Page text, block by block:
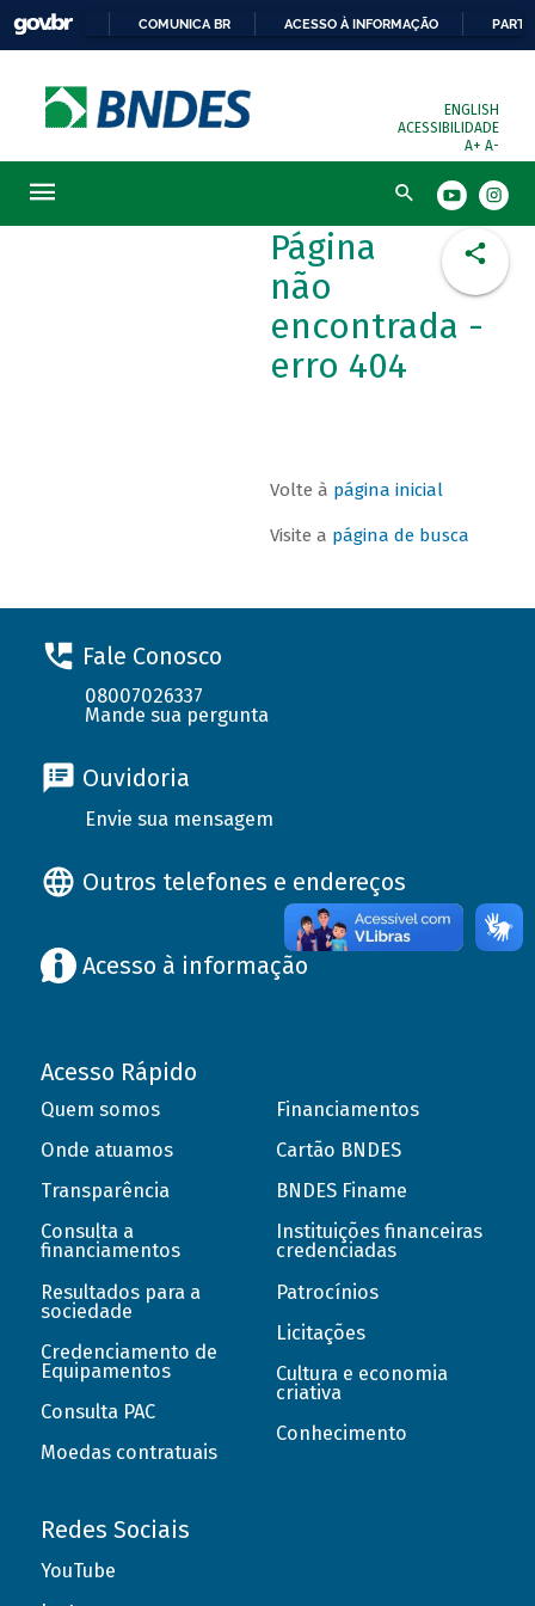
COMUNICA BR ACESSO À INFORMAÇÃO
ENGLISH
ACESSIBILIDADE
A+ A-
Busca
Página
não
encontrada -
erro 404
Volte à página inicial
Visite a página de busca
Fale Conosco
08007026337
Mande sua pergunta
Ouvidoria
Envie sua mensagem
Outros telefones e endereços
Acesso à informação
Acesso Rápido
Quem somos
Onde atuamos
Transparência
Consulta a
financiamentos
Resultados para a
sociedade
Credenciamento de
Equipamentos
Consulta PAC
Moedas contratuais
Financiamentos
Cartão BNDES
BNDES Finame
Instituições financeiras
credenciadas
Patrocínios
Licitações
Cultura e economia
criativa
Conhecimento
Redes Sociais
YouTube